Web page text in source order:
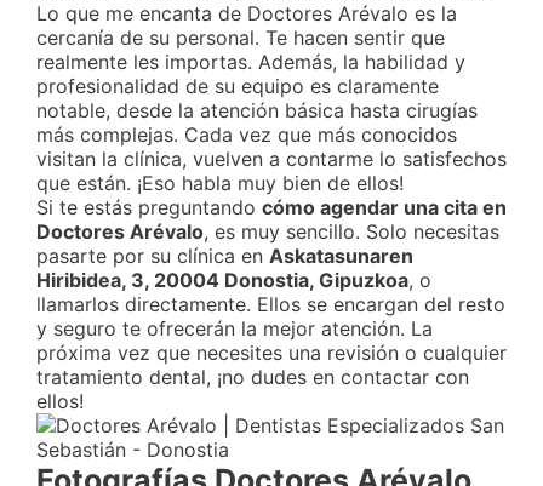
Lo que me encanta de Doctores Arévalo es la
cercanía de su personal. Te hacen sentir que
realmente les importas. Además, la habilidad y
profesionalidad de su equipo es claramente
notable, desde la atención básica hasta cirugías
más complejas. Cada vez que más conocidos
visitan la clínica, vuelven a contarme lo satisfechos
que están. ¡Eso habla muy bien de ellos!
Si te estás preguntando cómo agendar una cita en
Doctores Arévalo, es muy sencillo. Solo necesitas
pasarte por su clínica en Askatasunaren
Hiribidea, 3, 20004 Donostia, Gipuzkoa, o
llamarlos directamente. Ellos se encargan del resto
y seguro te ofrecerán la mejor atención. La
próxima vez que necesites una revisión o cualquier
tratamiento dental, ¡no dudes en contactar con
ellos!